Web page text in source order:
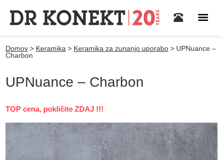
Domov > Keramika > Keramika za zunanjo uporabo > UPNuance –
Charbon
UPNuance – Charbon
TOP cena, pokličite ZDAJ !!!